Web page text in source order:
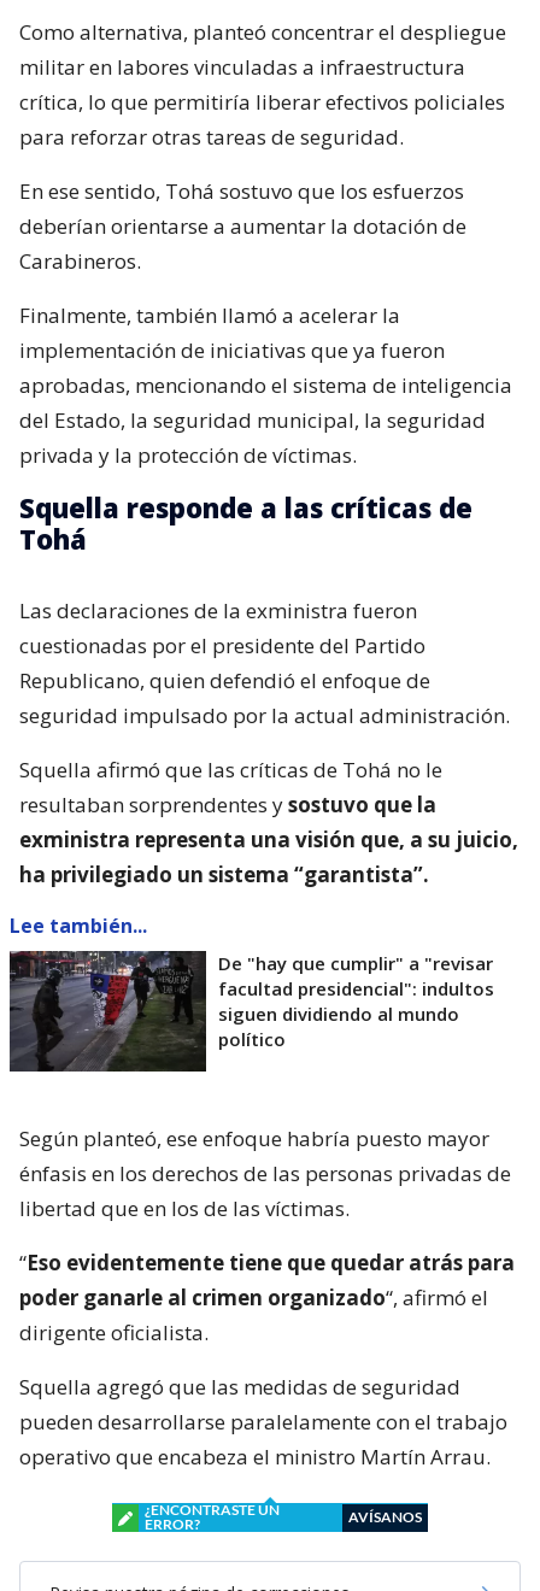
Como alternativa, planteó concentrar el despliegue
militar en labores vinculadas a infraestructura
crítica, lo que permitiría liberar efectivos policiales
para reforzar otras tareas de seguridad.
En ese sentido, Tohá sostuvo que los esfuerzos
deberían orientarse a aumentar la dotación de
Carabineros.
Finalmente, también llamó a acelerar la
implementación de iniciativas que ya fueron
aprobadas, mencionando el sistema de inteligencia
del Estado, la seguridad municipal, la seguridad
privada y la protección de víctimas.
Squella responde a las críticas de
Tohá
Las declaraciones de la exministra fueron
cuestionadas por el presidente del Partido
Republicano, quien defendió el enfoque de
seguridad impulsado por la actual administración.
Squella afirmó que las críticas de Tohá no le
resultaban sorprendentes ysostuvo que la
exministra representa una visión que, a su juicio,
ha privilegiado un sistema “garantista”.
Lee también...
De "hay que cumplir" a "revisar
facultad presidencial": indultos
siguen dividiendo al mundo
político
Según planteó, ese enfoque habría puesto mayor
énfasis en los derechos de las personas privadas de
libertad que en los de las víctimas.
“Eso evidentemente tiene que quedar atrás para
poder ganarle al crimen organizado“, afirmó el
dirigente oficialista.
Squella agregó que las medidas de seguridad
pueden desarrollarse paralelamente con el trabajo
operativo que encabeza el ministro Martín Arrau.
¿ENCONTRASTE UN
ERROR?
AVÍSANOS